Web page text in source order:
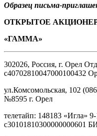
Образец письма-
ОТКРЫТОЕ
«ГАММА»
302026, Россия, г. Орел
с40702810047000100432
ул.Комсомольская,
№8595 г. Орел
телетайп: 148183 «Игла»
с30101810300000000601